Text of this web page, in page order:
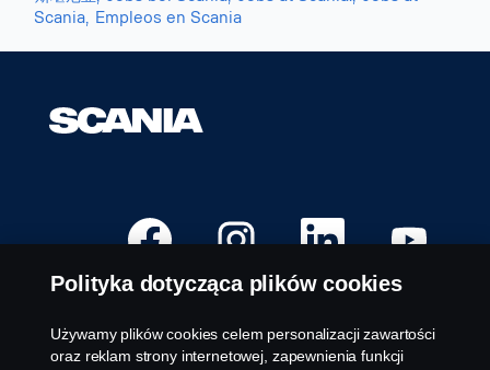
Scania, Empleos en Scania
w
e
r
s
i
ę
w
e
r
i
ę
O
w
e
r
i
ę
w
e
r
i
ę
Dostępne stanowiska
Polityka dotycząca plików cookies
Używamy plików cookies celem personalizacji zawartości
oraz reklam strony internetowej, zapewnienia funkcji